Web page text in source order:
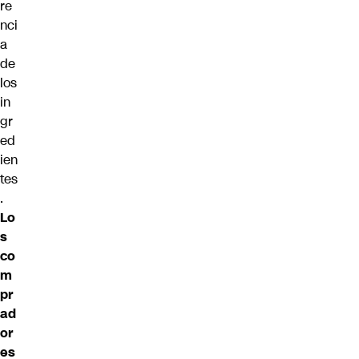
re
nci
a
de
los
in
gr
ed
ien
tes
.
Lo
s
co
m
pr
ad
or
es